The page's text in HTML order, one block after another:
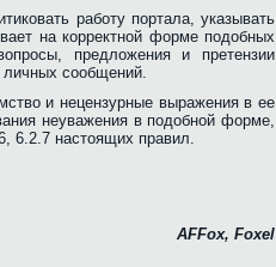
работу портала, указывать
на корректной форме подобных
предложения и претензии
сообщений.
и нецензурные выражения в ее
неуважения в подобной форме,
6.2.7 настоящих правил.
AFFox, Foxel